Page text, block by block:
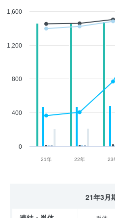
21年 22年 23
0
400
800
1,200
1,600
21年3月